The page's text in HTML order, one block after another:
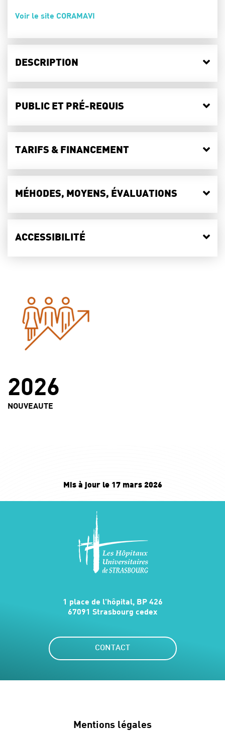
Voir le site CORAMAVI
DESCRIPTION
PUBLIC ET PRÉ-REQUIS
TARIFS & FINANCEMENT
MÉHODES, MOYENS, ÉVALUATIONS
ACCESSIBILITÉ
2026
NOUVEAUTE
Mis à jour le 17 mars 2026
1 place de l'hôpital, BP 426
67091 Strasbourg cedex
CONTACT
Mentions légales